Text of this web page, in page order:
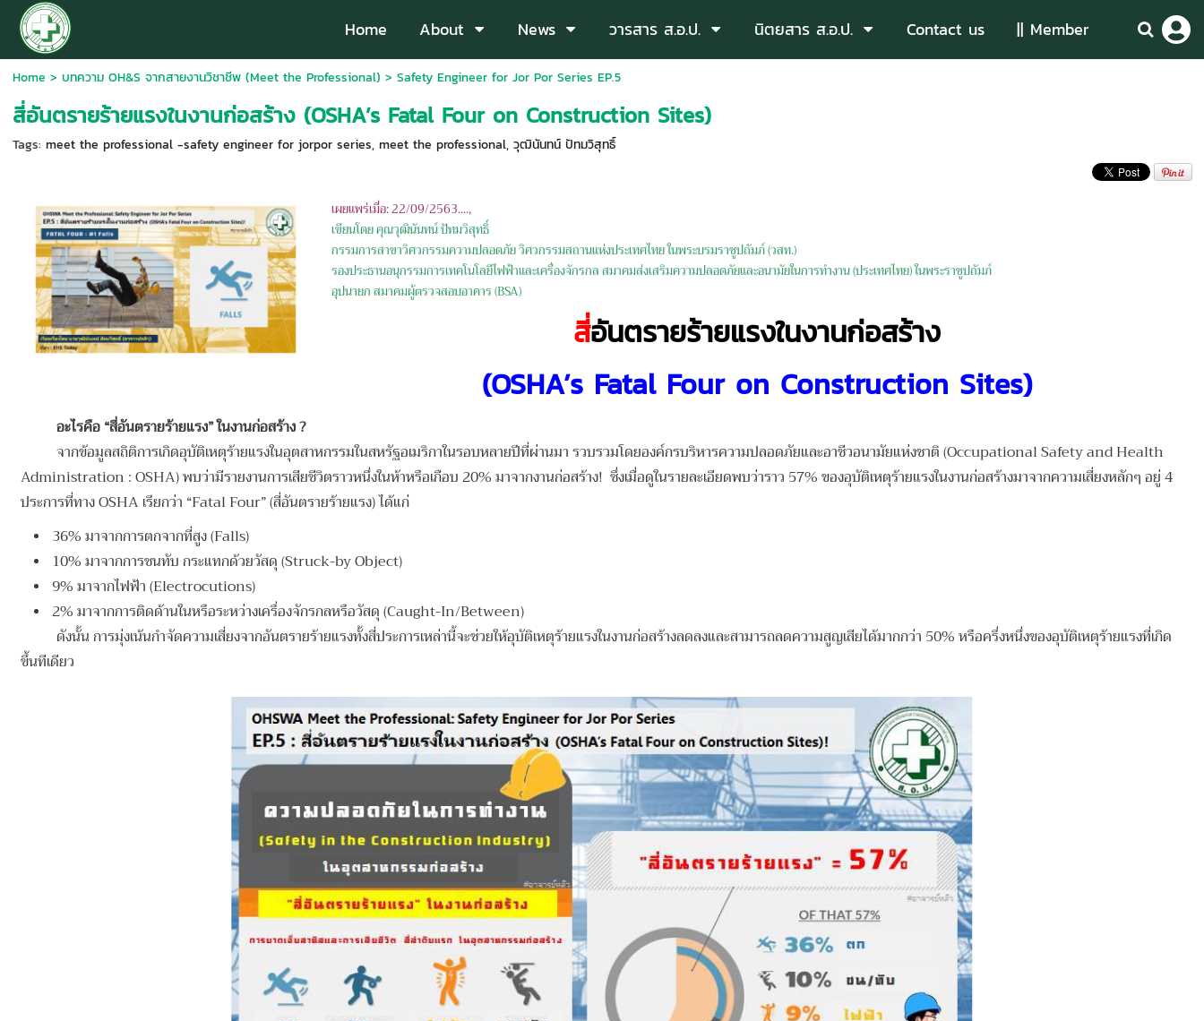
Home About News วารสาร ส.อ.ป. นิตยสาร ส.อ.ป. Contact us || Member
Home > บทความ OH&S จากสายงานวิชาชีพ (Meet the Professional) > Safety Engineer for Jor Por Series EP.5
สี่อันตรายร้ายแรงในงานก่อสร้าง (OSHA’s Fatal Four on Construction Sites)
Tags: meet the professional -safety engineer for jorpor series, meet the professional, วุฒินันทน์ ปัทมวิสุทธิ์
เผยแพร่เมื่อ: 22/09/2563....,
เขียนโดย คุณวุฒินันทน์ ปัทมวิสุทธิ์
กรรมการสาขาวิศวกรรมความปลอดภัย วิศวกรรมสถานแห่งประเทศไทย ในพระบรมราชูปถัมภ์ (วสท.)
รองประธานอนุกรรมการเทคโนโลยีไฟฟ้าและเครื่องจักรกล สมาคมส่งเสริมความปลอดภัยและอนามัยในการทำงาน (ประเทศไทย) ในพระราชูปถัมภ์
อุปนายก สมาคมผู้ตรวจสอบอาคาร (BSA)
สี่อันตรายร้ายแรงในงานก่อสร้าง
(OSHA’s Fatal Four on Construction Sites)
อะไรคือ“สี่อันตรายร้ายแรง” ในงานก่อสร้าง ?
จากข้อมูลสถิติการเกิดอุบัติเหตุร้ายแรงในอุตสาหกรรมในสหรัฐอเมริกาในรอบหลายปีที่ผ่านมา รวบรวมโดยองค์กรบริหารความปลอดภัยและอาชีวอนามัยแห่งชาติ (Occupational Safety and Health
Administration : OSHA) พบว่ามีรายงานการเสียชีวิตราวหนึ่งในห้าหรือเกือบ 20% มาจากงานก่อสร้าง! ซึ่งเมื่อดูในรายละเอียดพบว่าราว 57% ของอุบัติเหตุร้ายแรงในงานก่อสร้างมาจากความเสี่ยงหลักๆ อยู่ 4
ประการที่ทาง OSHA เรียกว่า “Fatal Four” (สี่อันตรายร้ายแรง) ได้แก่
36% มาจากการตกจากที่สูง (Falls)
10% มาจากการชนทับ กระแทกด้วยวัสดุ (Struck-by Object)
9% มาจากไฟฟ้า (Electrocutions)
2% มาจากการติดด้านในหรือระหว่างเครื่องจักรกลหรือวัสดุ (Caught-In/Between)
ดังนั้น การมุ่งเน้นกำจัดความเสี่ยงจากอันตรายร้ายแรงทั้งสี่ประการเหล่านี้จะช่วยให้อุบัติเหตุร้ายแรงในงานก่อสร้างลดลงและสามารถลดความสูญเสียได้มากกว่า 50% หรือครึ่งหนึ่งของอุบัติเหตุร้ายแรงที่เกิด
ขึ้นทีเดียว